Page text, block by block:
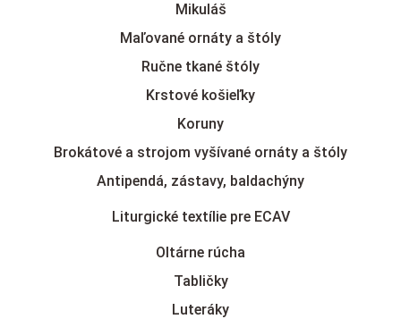
Mikuláš
Maľované ornáty a štóly
Ručne tkané štóly
Krstové košieľky
Koruny
Brokátové a strojom vyšívané ornáty a štóly
Antipendá, zástavy, baldachýny
Liturgické textílie pre ECAV
Oltárne rúcha
Tabličky
Luteráky